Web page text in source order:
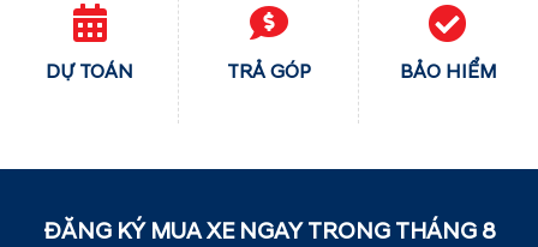
DỰ TOÁN TRẢ GÓP BẢO HIỂM
ĐĂNG KÝ MUA XE NGAY TRONG THÁNG 8